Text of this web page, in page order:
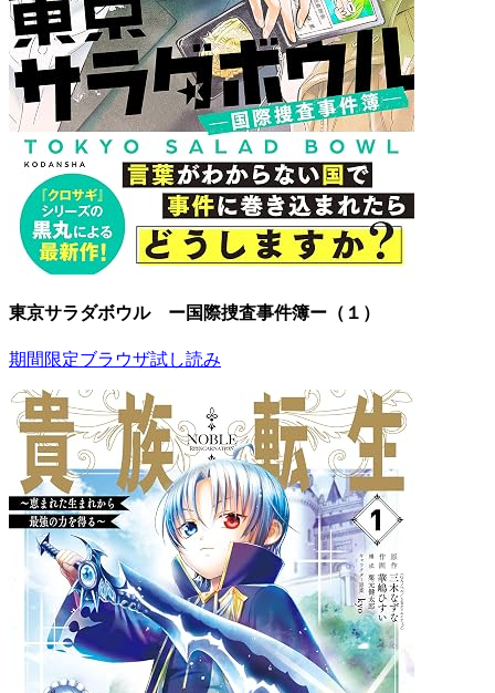
東京サラダボウル ー国際捜査事件簿ー（１）
期間限定ブラウザ試し読み